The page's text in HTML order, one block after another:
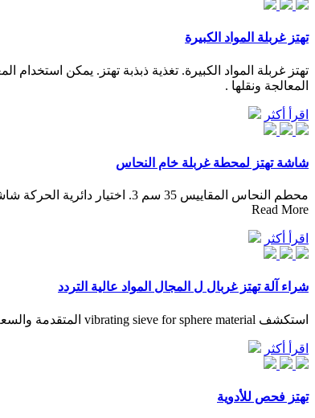
تهتز غربلة المواد الكبيرة
تهتز غربلة المواد الكبيرة. تغذية ذبذبة تهتز. يمكن
المعالجة ونقلها .
اقرأ أكثر
شاشة تهتز لمحطة غربلة خام النحاس
Read More
اقرأ أكثر
شراء آلة تهتز غربال ل المجال المواد عالية التردد
استكشف vibrating sieve for sphere material المتقدمة والسعة على Alibaba لاستخدامات غربلة المواد الصناعية. تساعد هذه vibrating sieve for sphere material على فصل الخلاصات عن الخامات.
اقرأ أكثر
تهتز فحص للأدوية